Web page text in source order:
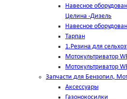
Навесное
Целина -Дизель
Навесное
Тарпан
1.Резина для
Мотокультриватор
Мотокультриватор
Запчасти для Бензопил,
Аксессуары
Газонокосилки